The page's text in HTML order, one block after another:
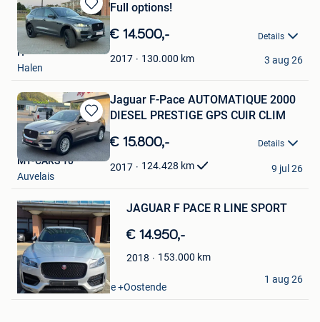
Bewaren
in
Mijn
Favorieten
Full options!
€ 14.500,- Details
2017 130.000 km
H
Halen
3 aug 26
Bewaren
in
Mijn
Favorieten
Jaguar F-Pace AUTOMATIQUE 2000
DIESEL PRESTIGE GPS CUIR CLIM
€ 15.800,- Details
2017 124.428 km
MY-CARS 10
Auvelais
9 jul 26
in
Mijn
Favorieten
JAGUAR F PACE R LINE SPORT
€ 14.950,-
2018 153.000 km
Alexandr
Oostende Zandvoorde +Oostende
1 aug 26